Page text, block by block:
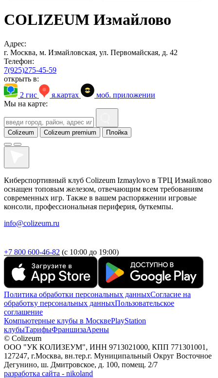
COLIZEUM Измайлово
Адрес:
г. Москва, м. Измайловская, ул. Первомайская, д. 42
Телефон:
7(925)275-45-59
открыть в:
2 гис
я.картах
моб. приложении
Мы на карте:
Colizeum Colizeum premium Плойка
Киберспортивный клуб Colizeum Izmaylovo в ТРЦ Измайлово
оснащен топовым железом, отвечающим всем требованиям
современных игр. Также в вашем распоряжении игровые
консоли, профессиональная периферия, буткемпы.
info@colizeum.ru
+7 800 600-46-82 (с 10:00 до 19:00)
Политика обработки персональных данныхСогласие на
обработку персональных данныхПользовательское
соглашение
Компьютерные клубы в МосквеPlayStation
клубыТарифыФраншизаАрены
© Colizeum
ООО "УК КОЛИЗЕУМ", ИНН 9713021000, КПП 771301001,
127247, г.Москва, вн.тер.г. Муниципальный Округ Восточное
Дегунино, ш. Дмитровское, д. 100, помещ. 2/7
разработка сайта - nikoland